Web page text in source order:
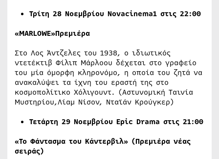
Τρίτη 28 Νοεμβρίου Novacinema1 στις 22:00
«MARLOWE»Πρεμιέρα
Στο Λος Άντζελες του 1938, ο ιδιωτικός
ντετέκτιβ Φίλιπ Μάρλοου δέχεται στο γραφείο
του μία όμορφη κληρονόμο, η οποία του ζητά να
ανακαλύψει τα ίχνη του εραστή της στο
κοσμοπολίτικο Χόλιγουντ. (Αστυνομική Ταινία
Μυστηρίου,Λίαμ Νίσον, Νταϊάν Κρούγκερ)
Τετάρτη 29 Νοεμβρίου Epic Drama στις 21:00
«Το Φάντασμα του Κάντερβιλ» (Πρεμιέρα νέας
σειράς)